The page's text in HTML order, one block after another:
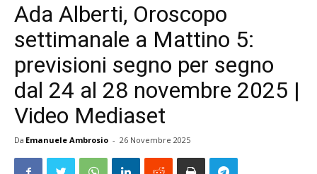
Ada Alberti, Oroscopo
settimanale a Mattino 5:
previsioni segno per segno
dal 24 al 28 novembre 2025 |
Video Mediaset
Da Emanuele Ambrosio - 26 Novembre 2025